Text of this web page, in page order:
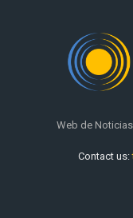
Web de Noticias
Contact us: